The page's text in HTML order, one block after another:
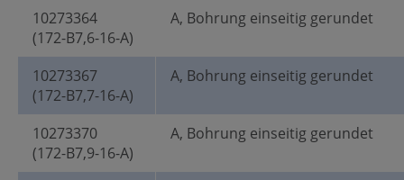
10273364
(172-B7,6-16-A)
A, Bohrung einseitig gerundet
10273367
(172-B7,7-16-A)
A, Bohrung einseitig gerundet
10273370
(172-B7,9-16-A)
A, Bohrung einseitig gerundet